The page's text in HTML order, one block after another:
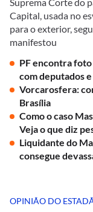
Capital, usada no
para o exterior,
manifestou
PF encontra
com deputados
Vorcarosfera:
Brasília
Como o caso
Veja o que diz
Liquidante do
consegue
OPINIÃO DO